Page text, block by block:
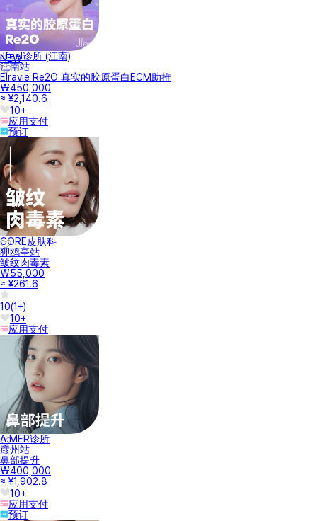
NEW
Jfeel诊所 (江南)
江南站
Elravie Re2O 真实的胶原蛋白ECM助推
₩450,000
≈ ¥2,140.6
10+
应用支付
预订
CORE皮肤科
狎鸥亭站
皱纹肉毒素
₩55,000
≈ ¥261.6
10(1+)
10+
应用支付
A.MER诊所
彦州站
鼻部提升
₩400,000
≈ ¥1,902.8
10+
应用支付
预订